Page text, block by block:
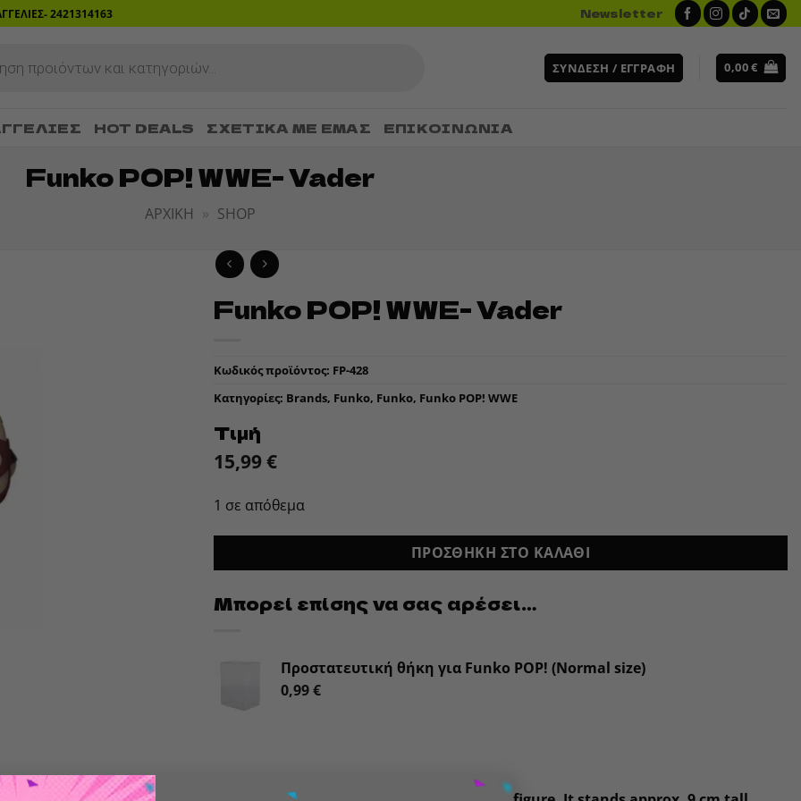
2421314163 Newsletter
ΣΎΝΔΕΣΗ / ΕΓΓΡΑΦΉ 0,00€
HOT DEALS ΣΧΕΤΙΚΆ ΜΕ ΕΜΆΣ ΕΠΙΚΟΙΝΩΝΙΑ
Funko POP! WWE- Vader
ΑΡΧΙΚΉ » SHOP
Funko POP! WWE- Vader
Κωδικός προϊόντος: FP-428
Κατηγορίες: Brands, Funko, Funko, Funko POP! WWE
Τιμή
15,99€
1 σε απόθεμα
ΠΡΟΣΘΉΚΗ ΣΤΟ ΚΑΛΆΘΙ
Μπορεί επίσης να σας αρέσει…
Προστατευτική θήκη για Funko POP! (Normal size)
0,99€